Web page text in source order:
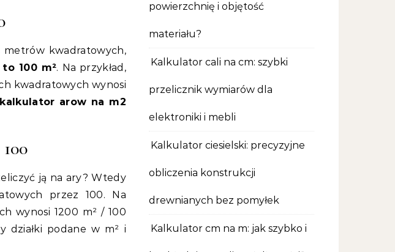
metrów kwadratowych,
to 100 m². Na przykład,
kwadratowych wynosi
kalkulator arow na m2
ją na ary? Wtedy
przez 100. Na
wynosi 1200 m² / 100
działki podane w m² i
powierzchnię i objętość
materiału?
Kalkulator cali na cm: szybki
przelicznik wymiarów dla
elektroniki i mebli
Kalkulator ciesielski: precyzyjne
obliczenia konstrukcji
drewnianych bez pomyłek
Kalkulator cm na m: jak szybko i